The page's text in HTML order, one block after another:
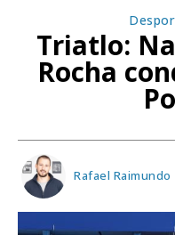
Triatlo:
Rocha
Rafael Raimundo